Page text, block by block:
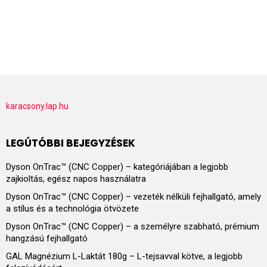
karacsony.lap.hu
LEGÚTÓBBI BEJEGYZÉSEK
Dyson OnTrac™ (CNC Copper) – kategóriájában a legjobb
zajkioltás, egész napos használatra
Dyson OnTrac™ (CNC Copper) – vezeték nélküli fejhallgató, amely
a stílus és a technológia ötvözete
Dyson OnTrac™ (CNC Copper) – a személyre szabható, prémium
hangzású fejhallgató
GAL Magnézium L-Laktát 180g – L-tejsavval kötve, a legjobb